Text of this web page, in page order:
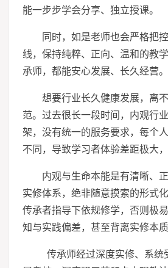
能一步步学会分享、独立授课。
同时，如是老师也会严格把
线，保持纯粹、正向、温和的教
承师，都能安心发展、长久经营。
想要行业长久健康发展，离
范。过去很长一段时间，内观行
架，没有统一的服务要求，每个
不同，导致学习者体验差距极大
内观与生命本能是有清晰、
实修体系，绝非随意摸索的形式
传承者指导下依规修学，否则极
知与实践偏差，甚至背离实修本质
传承师经过深度实修、系统